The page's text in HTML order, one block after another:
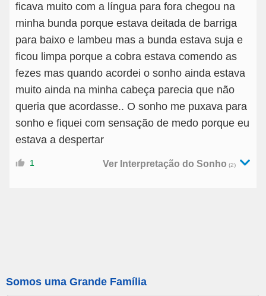
ficava muito com a língua para fora chegou na
minha bunda porque estava deitada de barriga
para baixo e lambeu mas a bunda estava suja e
ficou limpa porque a cobra estava comendo as
fezes mas quando acordei o sonho ainda estava
muito ainda na minha cabeça parecia que não
queria que acordasse.. O sonho me puxava para
sonho e fiquei com sensação de medo porque eu
estava a despertar
1 Ver Interpretação do Sonho (2)
Somos uma Grande Família